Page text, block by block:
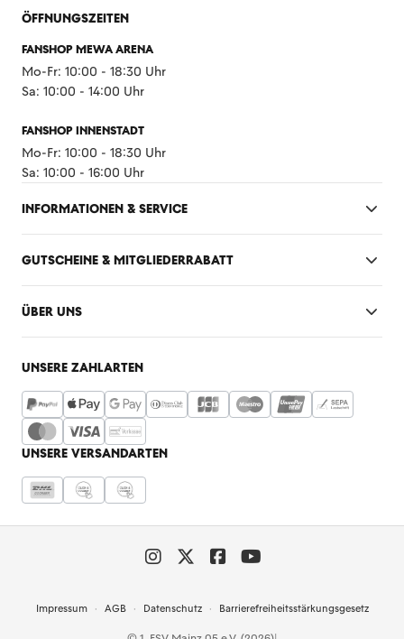
ÖFFNUNGSZEITEN
FANSHOP MEWA ARENA
Mo-Fr: 10:00 - 18:30 Uhr
Sa: 10:00 - 14:00 Uhr
FANSHOP INNENSTADT
Mo-Fr: 10:00 - 18:30 Uhr
Sa: 10:00 - 16:00 Uhr
INFORMATIONEN & SERVICE
GUTSCHEINE & MITGLIEDERRABATT
ÜBER UNS
UNSERE ZAHLARTEN
UNSERE VERSANDARTEN
Impressum AGB Datenschutz Barrierefreiheitsstärkungsgesetz